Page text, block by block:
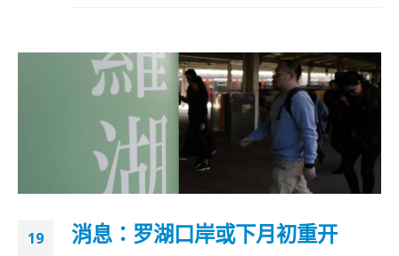
19 消息：罗湖口岸或下月初重开